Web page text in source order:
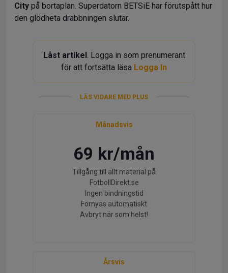
City på bortaplan. Superdatorn BETSiE har förutspått hur
den glödheta drabbningen slutar.
Låst artikel. Logga in som prenumerant
för att fortsätta läsa Logga In
LÄS VIDARE MED PLUS
Månadsvis
69 kr/mån
Tillgång till allt material på
FotbollDirekt.se
Ingen bindningstid
Förnyas automatiskt
Avbryt när som helst!
Årsvis